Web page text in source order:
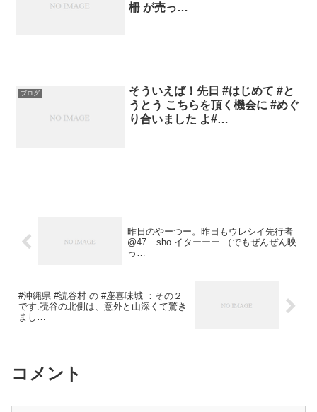
柵 が売っ…
ブログ
そういえば！先日 #はじめて #と
うとう こちらを頂く機会に #めぐ
り合いました よ#…
昨日のやーつー。昨日もウレシイ先行者
@47__sho イターーー.（でもぜんぜん映
っ…
#沖縄県 #読谷村 の #座喜味城 ：その２
です.読谷の北側は、意外と山深くて驚き
まし…
コメント